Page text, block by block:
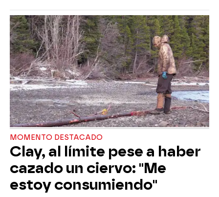
MOMENTO DESTACADO
Clay, al límite pese a haber
cazado un ciervo: "Me
estoy consumiendo"